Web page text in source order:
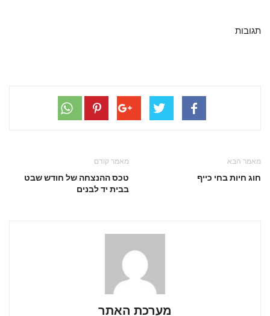
תגובות
מאמר קודם
טכס ההנצחה של חודש שבט
בבית יד לבנים
מאמר הבא
חוג חיות בחי כייף
מערכת האתר